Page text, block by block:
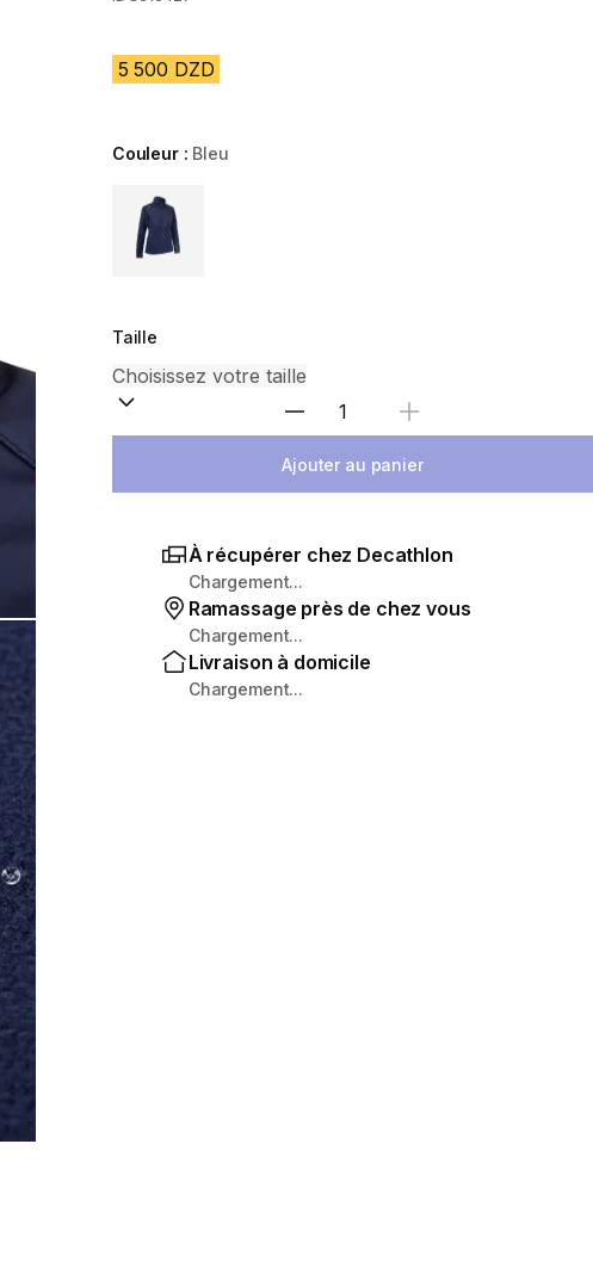
5 500 DZD
Couleur : Bleu
Choose a variant
Taille
Sélectionnez la quantité
Ajouter au panier
À récupérer chez Decathlon
Chargement...
Ramassage près de chez vous
Chargement...
Livraison à domicile
Chargement...